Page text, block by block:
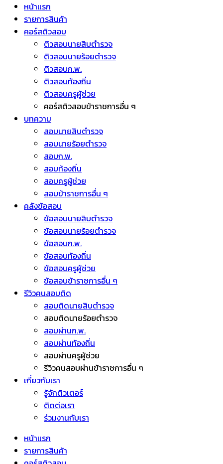
หน้าแรก
รายการสินค้า
คอร์สติวสอบ
ติวสอบนายสิบตำรวจ
ติวสอบนายร้อยตำรวจ
ติวสอบก.พ.
ติวสอบท้องถิ่น
ติวสอบครูผู้ช่วย
คอร์สติวสอบข้าราชการอื่น ๆ
บทความ
สอบนายสิบตำรวจ
สอบนายร้อยตำรวจ
สอบก.พ.
สอบท้องถิ่น
สอบครูผู้ช่วย
สอบข้าราชการอื่น ๆ
คลังข้อสอบ
ข้อสอบนายสิบตำรวจ
ข้อสอบนายร้อยตำรวจ
ข้อสอบก.พ.
ข้อสอบท้องถิ่น
ข้อสอบครูผู้ช่วย
ข้อสอบข้าราชการอื่น ๆ
รีวิวคนสอบติด
สอบติดนายสิบตำรวจ
สอบติดนายร้อยตำรวจ
สอบผ่านก.พ.
สอบผ่านท้องถิ่น
สอบผ่านครูผู้ช่วย
รีวิวคนสอบผ่านข้าราชการอื่น ๆ
เกี่ยวกับเรา
รู้จักติวเตอร์
ติดต่อเรา
ร่วมงานกับเรา
หน้าแรก
รายการสินค้า